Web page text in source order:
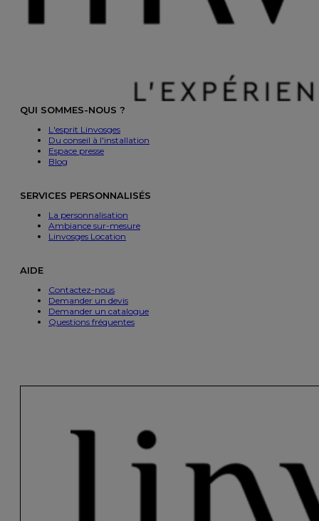
QUI SOMMES-NOUS ?
L'esprit Linvosges
Du conseil à l'installation
Espace presse
Blog
SERVICES PERSONNALISÉS
La personnalisation
Ambiance sur-mesure
Linvosges Location
AIDE
Contactez-nous
Demander un devis
Demander un catalogue
Questions fréquentes